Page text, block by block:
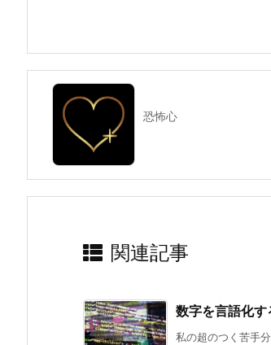
恐怖心
関連記事
数字を言語化す
私の超のつく苦手